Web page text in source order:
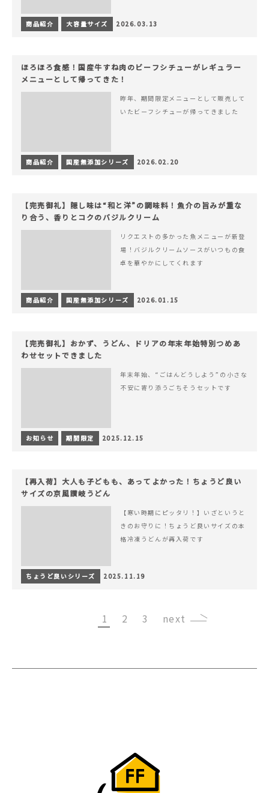
商品紹介 大容量サイズ 2026.03.13
ほろほろ食感！国産牛すね肉のビーフシチューがレギュラー
メニューとして帰ってきた！
昨年、期間限定メニューとして販売して
いたビーフシチューが帰ってきました
商品紹介 国産無添加シリーズ 2026.02.20
【完売御礼】隠し味は“和と洋”の調味料！魚介の旨みが重な
り合う、香りとコクのバジルクリーム
リクエストの多かった魚メニューが新登
場！バジルクリームソースがいつもの食
卓を華やかにしてくれます
商品紹介 国産無添加シリーズ 2026.01.15
【完売御礼】おかず、うどん、ドリアの年末年始特別つめあ
わせセットできました
年末年始、“ごはんどうしよう”の小さな
不安に寄り添うごちそうセットです
お知らせ 期間限定 2025.12.15
【再入荷】大人も子どもも、あってよかった！ちょうど良い
サイズの京風讃岐うどん
【寒い時期にピッタリ！】いざというと
きのお守りに！ちょうど良いサイズの本
格冷凍うどんが再入荷です
ちょうど良いシリーズ 2025.11.19
1 2 3 ›